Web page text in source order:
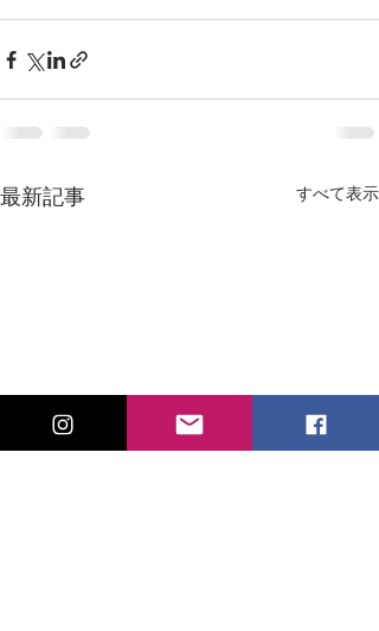
最新記事 すべて表示